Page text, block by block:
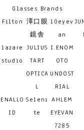
Glasses Brands
Filton 澤口眼
鏡舎
10eyev
an
lazare
studio
JULIUS
TART
OPTICA
L
I.ENOM
OTO
UNDOST
RIAL
ENALLO
ID
Seleni
te
AHLEM
EYEVAN
7285